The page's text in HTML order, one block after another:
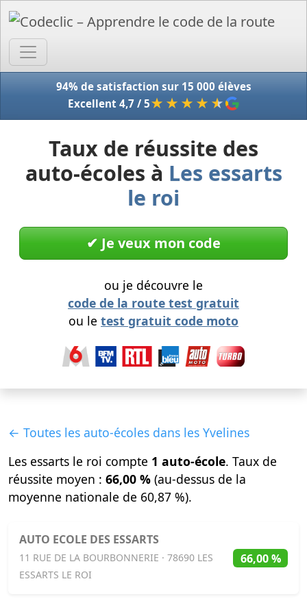
94% de satisfaction sur 15 000 élèves
Excellent 4,7 / 5★★★★ ★
Taux de réussite des
auto-écoles à Les essarts
le roi
✔︎ Je veux mon code
ou je découvre le
code de la route test gratuit
ou le test gratuit code moto
← Toutes les auto-écoles dans les Yvelines
Les essarts le roi compte 1 auto-école. Taux de
réussite moyen : 66,00 % (au-dessus de la
moyenne nationale de 60,87 %).
AUTO ECOLE DES ESSARTS
11 RUE DE LA BOURBONNERIE · 78690 LES
ESSARTS LE ROI
66,00 %